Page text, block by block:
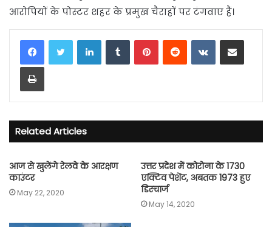
आरोपियों के पोस्टर शहर के प्रमुख चैराहों पर टंगवाए हैं।
LinkedInTumblrPinterestReddit VKontakteShare via Email
Print
Related Articles
आज से खुलेंगे रेलवे के आरक्षण
काउंटर
May 22, 2020
उत्तर प्रदेश में कोरोना के 1730
एक्टिव पेशेंट, अबतक 1973 हुए
डिस्चार्ज
May 14, 2020